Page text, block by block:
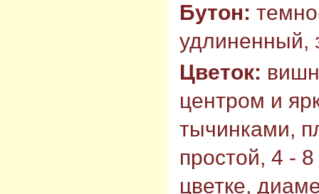
Бутон:
удлиненный,
Цветок:
центром и
тычинками,
простой, 4 -
цветке,